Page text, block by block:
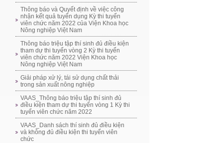
Thông báo và Quyết định về việc công
nhận kết quả tuyển dụng Kỳ thi tuyển
viên chức năm 2022 của Viện Khoa học
Nông nghiệp Việt Nam
Thông báo triệu tập thí sinh đủ điều kiện
tham dự thi tuyển vòng 2 Kỳ thi tuyển
viên chức năm 2022 Viện Khoa học
Nông nghiệp Việt Nam
Giải pháp xử lý, tái sử dụng chất thải
trong sản xuất nông nghiệp
VAAS_Thông báo triệu tập thí sinh đủ
điều kiện tham dự thi tuyển vòng 1 Kỳ thi
tuyển viên chức năm 2022
VAAS_Danh sách thí sinh đủ điều kiện
và không đủ điều kiện thi tuyển viên
chức